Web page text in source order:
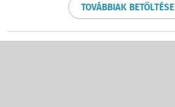
TOVÁBBIAK BETÖLTÉSE